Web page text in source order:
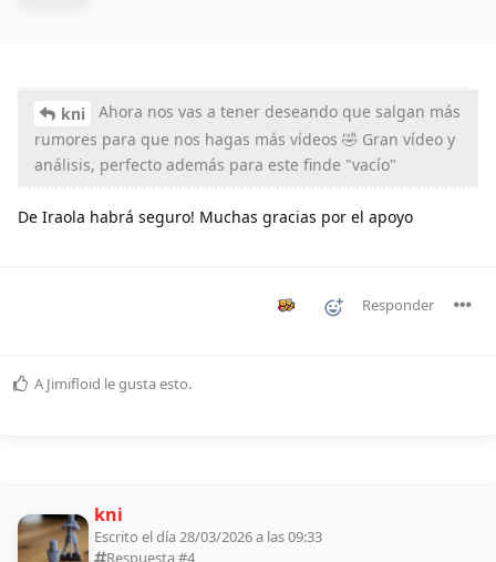
kni
Ahora nos vas a tener deseando que salgan más
rumores para que nos hagas más vídeos 🤣 Gran vídeo y
análisis, perfecto además para este finde "vacío"
De Iraola habrá seguro! Muchas gracias por el apoyo
Responder
A Jimifloid le gusta esto.
kni
Escrito el día 28/03/2026 a las 09:33
Respuesta #4